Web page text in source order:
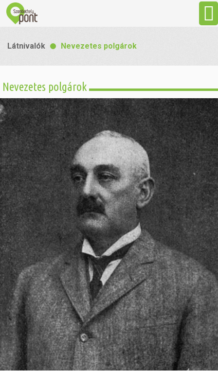
Látnivalók
Gasztronómia
Szállás
Sport
Szabadidő
Hasznos
Látnivalók Nevezetes polgárok
Nevezetes polgárok